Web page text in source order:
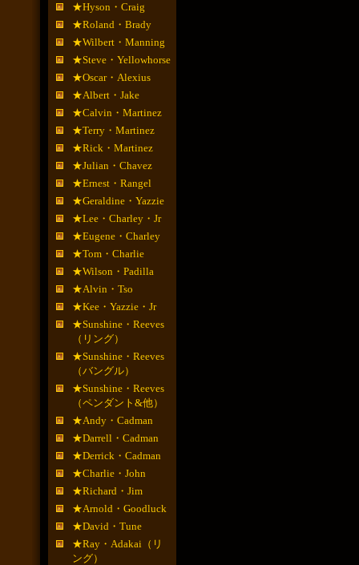
★Hyson・Craig
★Roland・Brady
★Wilbert・Manning
★Steve・Yellowhorse
★Oscar・Alexius
★Albert・Jake
★Calvin・Martinez
★Terry・Martinez
★Rick・Martinez
★Julian・Chavez
★Ernest・Rangel
★Geraldine・Yazzie
★Lee・Charley・Jr
★Eugene・Charley
★Tom・Charlie
★Wilson・Padilla
★Alvin・Tso
★Kee・Yazzie・Jr
★Sunshine・Reeves
（リング）
★Sunshine・Reeves
（バングル）
★Sunshine・Reeves
（ペンダント&他）
★Andy・Cadman
★Darrell・Cadman
★Derrick・Cadman
★Charlie・John
★Richard・Jim
★Arnold・Goodluck
★David・Tune
★Ray・Adakai（リ
ング）